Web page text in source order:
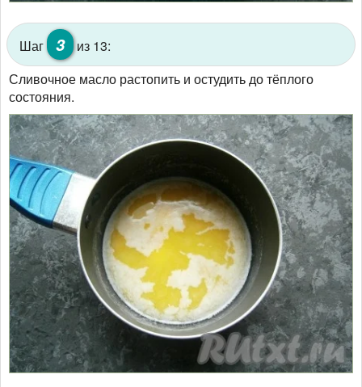
Шаг 3
из 13:
Сливочное масло растопить и остудить до тёплого
состояния.